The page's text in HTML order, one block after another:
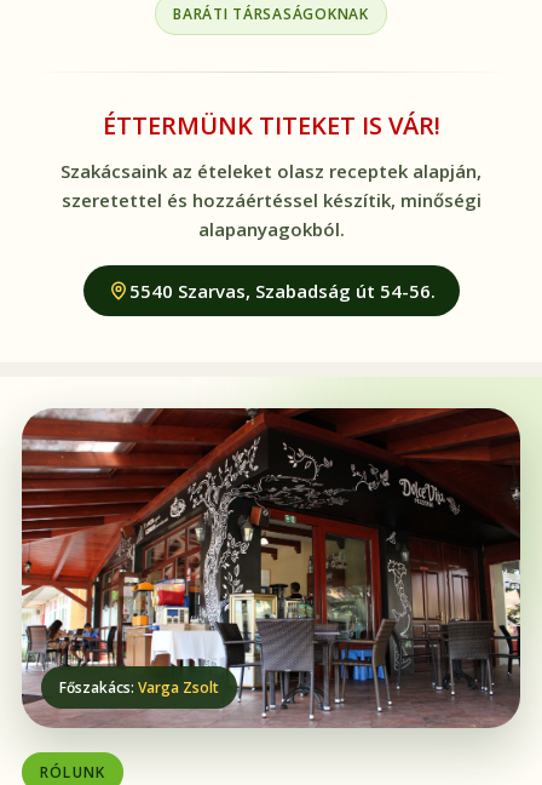
BARÁTI TÁRSASÁGOKNAK
ÉTTERMÜNK TITEKET IS VÁR!
Szakácsaink az ételeket olasz receptek alapján,
szeretettel és hozzáértéssel készítik, minőségi
alapanyagokból.
5540 Szarvas, Szabadság út 54-56.
Főszakács: Varga Zsolt
RÓLUNK